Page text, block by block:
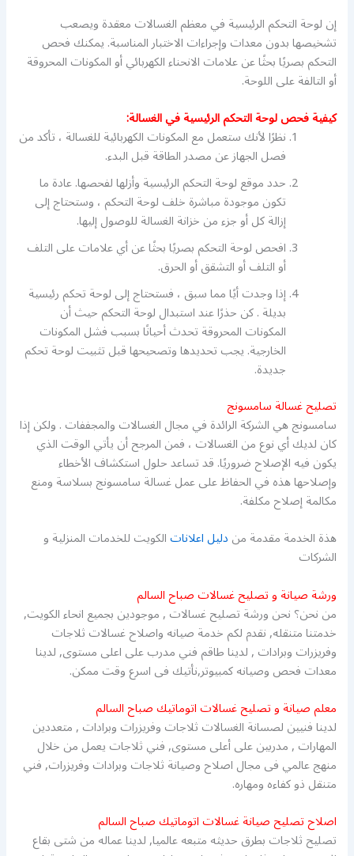
إن لوحة التحكم الرئيسية في معظم الغسالات معقدة ويصعب
تشخيصها بدون معدات وإجراءات الاختبار المناسبة. يمكنك فحص
التحكم بصريًا بحثًا عن علامات الانحناء الكهربائي أو المكونات المحروقة
أو التالفة على اللوحة.
كيفية فحص لوحة التحكم الرئيسية في الغسالة:
نظرًا لأنك ستعمل مع المكونات الكهربائية للغسالة ، تأكد من
فصل الجهاز عن مصدر الطاقة قبل البدء.
حدد موقع لوحة التحكم الرئيسية وأزلها لفحصها. عادة ما
تكون موجودة مباشرة خلف لوحة التحكم ، وستحتاج إلى
إزالة كل أو جزء من خزانة الغسالة للوصول إليها.
افحص لوحة التحكم بصريًا بحثًا عن أي علامات على التلف
أو التلف أو التشقق أو الحرق.
إذا وجدت أيًا مما سبق ، فستحتاج إلى لوحة تحكم رئيسية
بديلة . كن حذرًا عند استبدال لوحة التحكم حيث أن
المكونات المحروقة تحدث أحيانًا بسبب فشل المكونات
الخارجية. يجب تحديدها وتصحيحها قبل تثبيت لوحة تحكم
جديدة.
تصليح غسالة سامسونج
سامسونج هي الشركة الرائدة في مجال الغسالات والمجففات . ولكن إذا
كان لديك أي نوع من الغسالات ، فمن المرجح أن يأتي الوقت الذي
يكون فيه الإصلاح ضروريًا. قد تساعد حلول استكشاف الأخطاء
وإصلاحها هذه في الحفاظ على عمل غسالة سامسونج بسلاسة ومنع
مكالمة إصلاح مكلفة.
هذة الخدمة مقدمة مندليل اعلاناتالكويت للخدمات المنزلية و
الشركات
ورشة صيانة و تصليح غسالات صباح السالم
من نحن؟ نحن ورشة تصليح غسالات , موجودين بجميع انحاء الكويت,
خدمتنا متنقله, نقدم لكم خدمة صيانه واصلاح غسالات ثلاجات
وفريزرات وبرادات , لدينا طاقم فني مدرب على اعلى مستوى, لدينا
معدات فحص وصيانه كمبيوتر,نأتيك فى اسرع وقت ممكن.
معلم صيانة و تصليح غسالات اتوماتيك صباح السالم
لدينا فنيين لصسانة الغسالات ثلاجات وفريزرات وبرادات , متعددين
المهارات , مدربين على أعلى مستوى, فني ثلاجات يعمل من خلال
منهج عالمي فى مجال اصلاح وصيانة ثلاجات وبرادات وفريزرات, فني
متنقل ذو كفاءه ومهاره.
اصلاح تصليح صيانة غسالات اتوماتيك صباح السالم
تصليح ثلاجات بطرق حديثه متبعه عالميا, لدينا عماله من شتى بقاع